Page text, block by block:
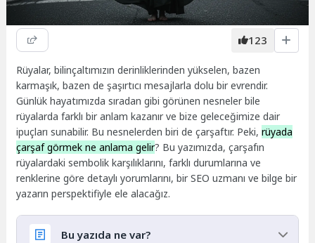
123
Rüyalar, bilinçaltımızın derinliklerinden yükselen, bazen
karmaşık, bazen de şaşırtıcı mesajlarla dolu bir evrendir.
Günlük hayatımızda sıradan gibi görünen nesneler bile
rüyalarda farklı bir anlam kazanır ve bize geleceğimize dair
ipuçları sunabilir. Bu nesnelerden biri de çarşaftır. Peki,rüyada
çarşaf görmek ne anlama gelir? Bu yazımızda, çarşafın
rüyalardaki sembolik karşılıklarını, farklı durumlarına ve
renklerine göre detaylı yorumlarını, bir SEO uzmanı ve bilge bir
yazarın perspektifiyle ele alacağız.
Bu yazıda ne var?